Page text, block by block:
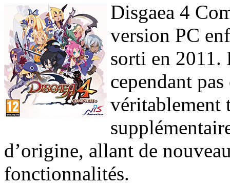
Disgaea 4
version PC
sorti en
cependant
véritablement
d’origine, allant de
fonctionnalités.